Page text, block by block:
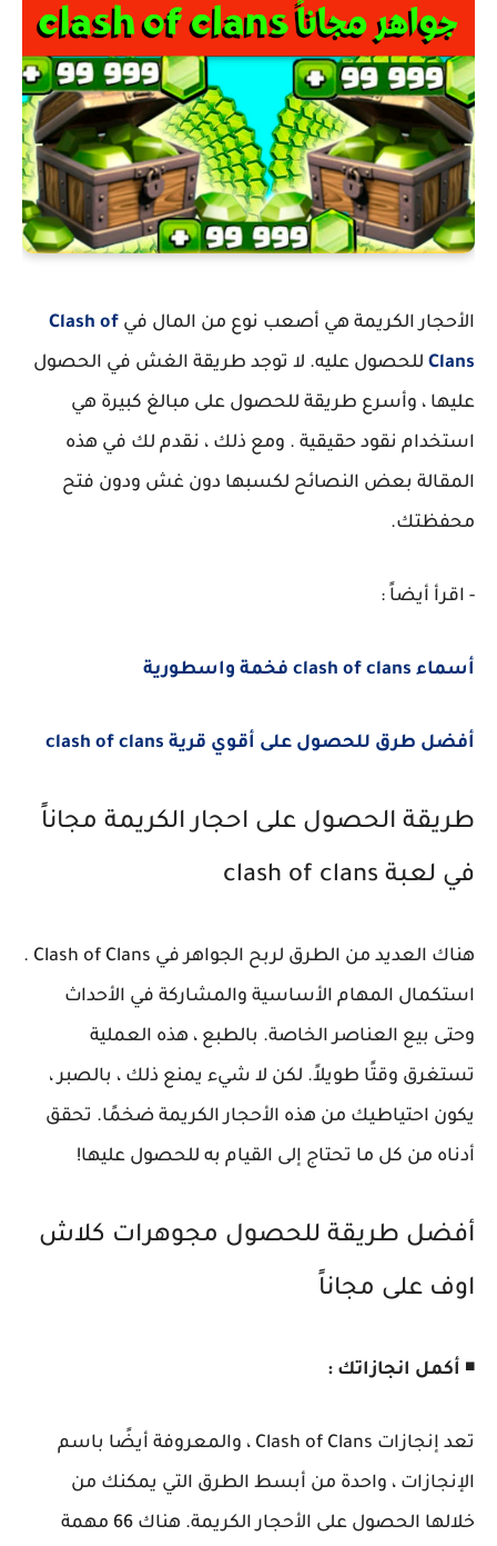
الأحجار الكريمة هي أصعب نوع من المال في Clash of
Clans للحصول عليه. لا توجد طريقة الغش في الحصول
عليها ، وأسرع طريقة للحصول على مبالغ كبيرة هي
استخدام نقود حقيقية . ومع ذلك ، نقدم لك في هذه
المقالة بعض النصائح لكسبها دون غش ودون فتح
محفظتك.
- اقرأ أيضاً :
أسماء clash of clans فخمة واسطورية
أفضل طرق للحصول على أقوي قرية clash of clans
طريقة الحصول على احجار الكريمة مجاناً
في لعبة clash of clans
هناك العديد من الطرق لربح الجواهر في Clash of Clans .
استكمال المهام الأساسية والمشاركة في الأحداث
وحتى بيع العناصر الخاصة. بالطبع ، هذه العملية
تستغرق وقتًا طويلاً. لكن لا شيء يمنع ذلك ، بالصبر ،
يكون احتياطيك من هذه الأحجار الكريمة ضخمًا. تحقق
أدناه من كل ما تحتاج إلى القيام به للحصول عليها!
أفضل طريقة للحصول مجوهرات كلاش
اوف على مجاناً
◾ أكمل انجازاتك :
تعد إنجازات Clash of Clans ، والمعروفة أيضًا باسم
الإنجازات ، واحدة من أبسط الطرق التي يمكنك من
خلالها الحصول على الأحجار الكريمة. هناك 66 مهمة